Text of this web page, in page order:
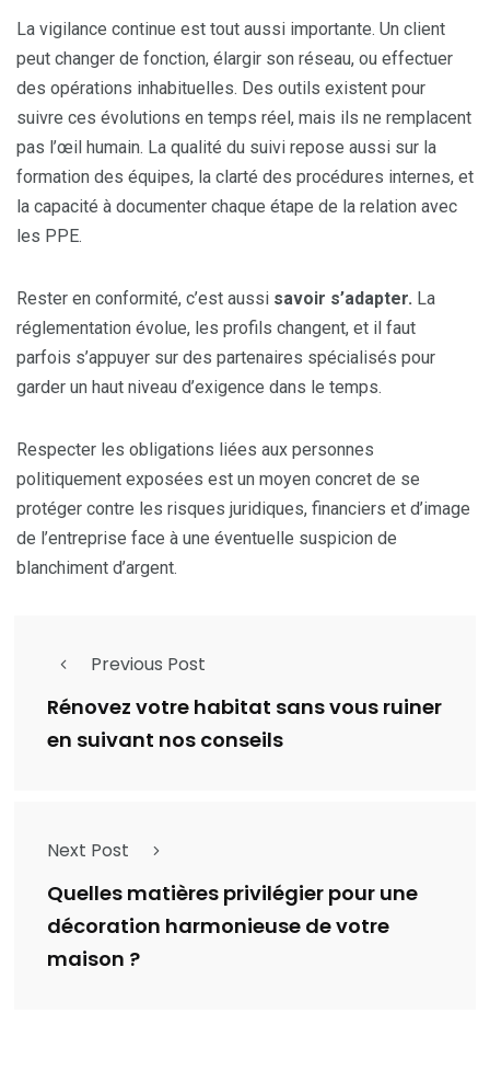
La vigilance continue est tout aussi importante. Un client
peut changer de fonction, élargir son réseau, ou effectuer
des opérations inhabituelles. Des outils existent pour
suivre ces évolutions en temps réel, mais ils ne remplacent
pas l’œil humain. La qualité du suivi repose aussi sur la
formation des équipes, la clarté des procédures internes, et
la capacité à documenter chaque étape de la relation avec
les PPE.
Rester en conformité, c’est aussi savoir s’adapter. La
réglementation évolue, les profils changent, et il faut
parfois s’appuyer sur des partenaires spécialisés pour
garder un haut niveau d’exigence dans le temps.
Respecter les obligations liées aux personnes
politiquement exposées est un moyen concret de se
protéger contre les risques juridiques, financiers et d’image
de l’entreprise face à une éventuelle suspicion de
blanchiment d’argent.
Previous Post
Rénovez votre habitat sans vous ruiner
en suivant nos conseils
Next Post
Quelles matières privilégier pour une
décoration harmonieuse de votre
maison ?